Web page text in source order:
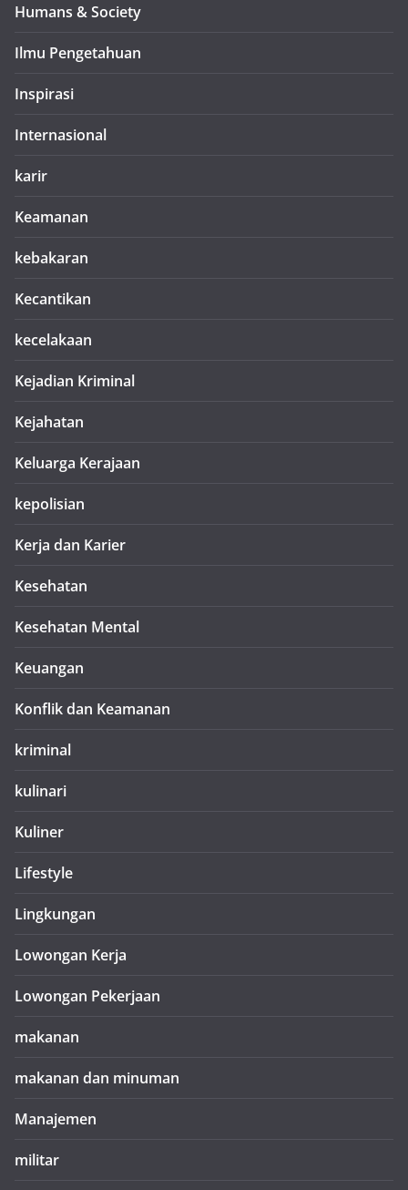
Humans & Society
Ilmu Pengetahuan
Inspirasi
Internasional
karir
Keamanan
kebakaran
Kecantikan
kecelakaan
Kejadian Kriminal
Kejahatan
Keluarga Kerajaan
kepolisian
Kerja dan Karier
Kesehatan
Kesehatan Mental
Keuangan
Konflik dan Keamanan
kriminal
kulinari
Kuliner
Lifestyle
Lingkungan
Lowongan Kerja
Lowongan Pekerjaan
makanan
makanan dan minuman
Manajemen
militar